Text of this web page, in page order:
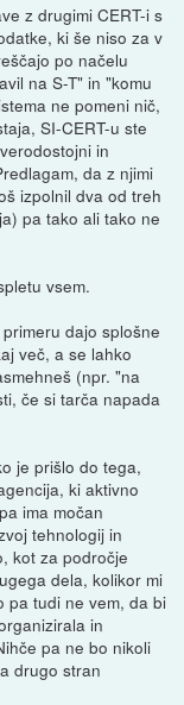
z drugimi CERT-i s
ki še niso za v
po načelu
na S-T" in "komu
ne pomeni nič,
SI-CERT-u ste
in
da z njimi
izpolnil dva od treh
pa tako ali tako ne
vsem.
dajo splošne
več, a se lahko
(npr. "na
če si tarča napada
je prišlo do tega,
ki aktivno
ima močan
tehnologij in
kot za področje
dela, kolikor mi
pa tudi ne vem, da bi
in
pa ne bo nikoli
drugo stran